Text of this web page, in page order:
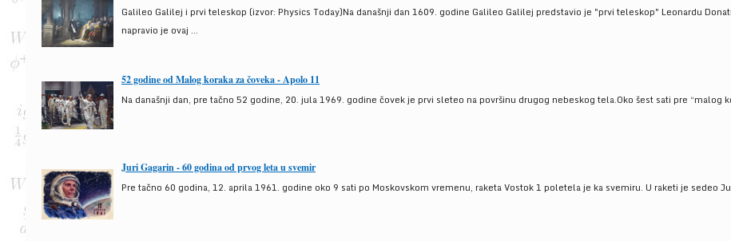
Galileo Galilej i prvi teleskop (izvor: Physics Today)Na današnji dan 1609. godine Galileo Galilej predstavio je "prvi teleskop" Leonardu
napravio je ovaj ...
52 godine od Malog koraka za čoveka - Apolo 11
Na današnji dan, pre tačno 52 godine, 20. jula 1969. godine čovek je prvi sleteo na površinu drugog nebeskog tela.Oko šest sati pre “malog
Juri Gagarin - 60 godina od prvog leta u svemir
Pre tačno 60 godina, 12. aprila 1961. godine oko 9 sati po Moskovskom vremenu, raketa Vostok 1 poletela je ka svemiru. U raketi je sedeo